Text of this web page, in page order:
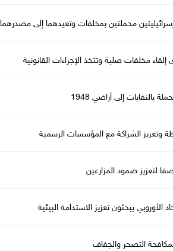
محملتين بمخلفات وتعيدهما إلى مصدرهما
مخلفات صلبة وتتخذ الإجراءات القانونية
بالنفايات إلى أراضي 1948
وتعزيز الشراكة مع المؤسسات الرسمية
لتعزيز صمود المزارعين
الأوروبي يبحثون تعزيز الاستدامة البيئية
التصحر والجفاف